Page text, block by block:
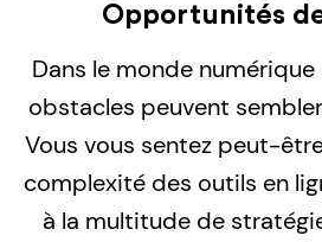
Opportunités
Dans le monde
obstacles peuvent
Vous vous sentez peut-
complexité des outils en
à la multitude de